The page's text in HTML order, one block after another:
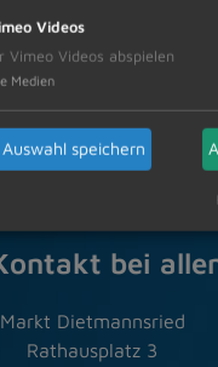
Amtliche
bei
Markt Dietmannsried
Rathausplatz 3
Videos
Vimeo Videos abspielen
Medien
Auswahl speichern